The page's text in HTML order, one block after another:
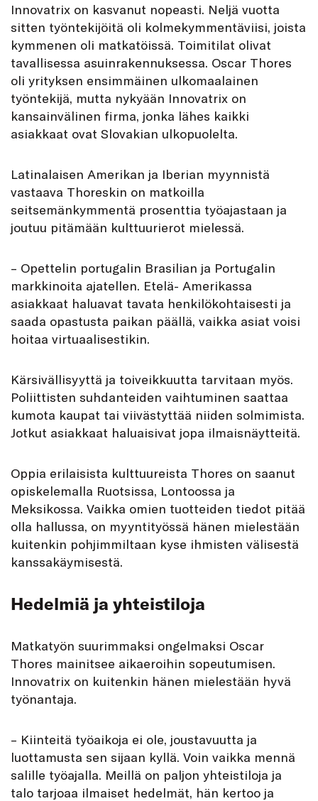
Innovatrix on kasvanut nopeasti. Neljä vuotta
sitten työntekijöitä oli kolmekymmentäviisi, joista
kymmenen oli matkatöissä. Toimitilat olivat
tavallisessa asuinrakennuksessa. Oscar Thores
oli yrityksen ensimmäinen ulkomaalainen
työntekijä, mutta nykyään Innovatrix on
kansainvälinen firma, jonka lähes kaikki
asiakkaat ovat Slovakian ulkopuolelta.
Latinalaisen Amerikan ja Iberian myynnistä
vastaava Thoreskin on matkoilla
seitsemänkymmentä prosenttia työajastaan ja
joutuu pitämään kulttuurierot mielessä.
– Opettelin portugalin Brasilian ja Portugalin
markkinoita ajatellen. Etelä- Amerikassa
asiakkaat haluavat tavata henkilökohtaisesti ja
saada opastusta paikan päällä, vaikka asiat voisi
hoitaa virtuaalisestikin.
Kärsivällisyyttä ja toiveikkuutta tarvitaan myös.
Poliittisten suhdanteiden vaihtuminen saattaa
kumota kaupat tai viivästyttää niiden solmimista.
Jotkut asiakkaat haluaisivat jopa ilmaisnäytteitä.
Oppia erilaisista kulttuureista Thores on saanut
opiskelemalla Ruotsissa, Lontoossa ja
Meksikossa. Vaikka omien tuotteiden tiedot pitää
olla hallussa, on myyntityössä hänen mielestään
kuitenkin pohjimmiltaan kyse ihmisten välisestä
kanssakäymisestä.
Hedelmiä ja yhteistiloja
Matkatyön suurimmaksi ongelmaksi Oscar
Thores mainitsee aikaeroihin sopeutumisen.
Innovatrix on kuitenkin hänen mielestään hyvä
työnantaja.
– Kiinteitä työaikoja ei ole, joustavuutta ja
luottamusta sen sijaan kyllä. Voin vaikka mennä
salille työajalla. Meillä on paljon yhteistiloja ja
talo tarjoaa ilmaiset hedelmät, hän kertoo ja